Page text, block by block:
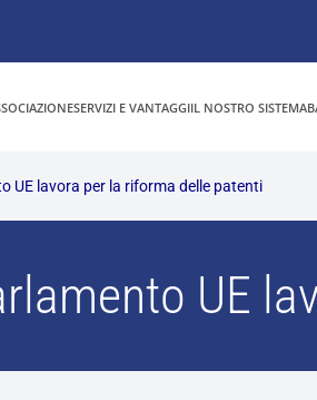
SERVIZI E VANTAGGIIL NOSTRO SISTEMA
UE lavora per la riforma delle patenti
UE